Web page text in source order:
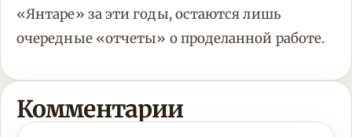
«Янтаре» за эти годы, остаются лишь
очередные «отчеты» о проделанной работе.
Комментарии